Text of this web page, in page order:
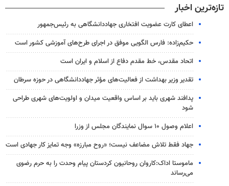
تازه‌ترین اخبار
اعطای کارت عضویت افتخاری جهاددانشگاهی به رئیس‌جمهور
حکیم‌زاده: فارس الگویی موفق در اجرای طرح‌های آموزشی کشور است
اتحاد مقدس، خط مقدم دفاع از اسلام و ایران است
تقدیر وزیر بهداشت از فعالیت‌های مؤثر جهاددانشگاهی در حوزه سرطان
پدافند شهری باید بر اساس واقعیت میدان و اولویت‌های شهری طراحی
شود
اعلام وصول ۱۰ سوال نمایندگان مجلس از وزرا
جهاد فقط تلاش مضاعف نیست؛ «روح مبارزه» وجه تمایز کار جهادی است
ماموستا اداک:کاروان روحانیون کردستان پیام وحدت را به حرم رضوی
می‌رساند